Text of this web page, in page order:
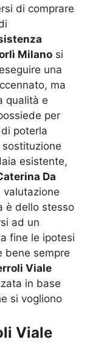
di comprare
Milano si
una
ma
qualità e
per
poterla
esistente,
Da
valutazione
è dello stesso
ad un
fine le ipotesi
bene sempre
Viale
in base
si vogliono
Viale